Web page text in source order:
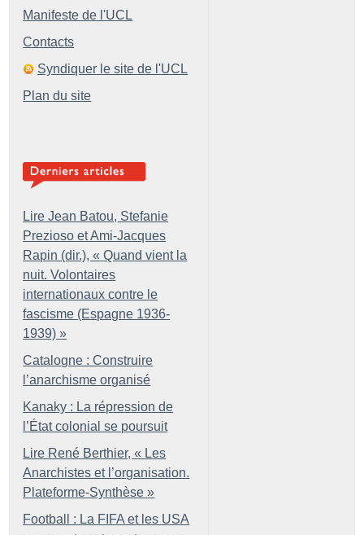
Manifeste de l'UCL
Contacts
Syndiquer le site de l'UCL
Plan du site
Lire Jean Batou, Stefanie
Prezioso et Ami-Jacques
Rapin (dir.), « Quand vient la
nuit. Volontaires
internationaux contre le
fascisme (Espagne 1936-
1939) »
Catalogne : Construire
l’anarchisme organisé
Kanaky : La répression de
l’État colonial se poursuit
Lire René Berthier, « Les
Anarchistes et l’organisation.
Plateforme-Synthèse »
Football : La FIFA et les USA